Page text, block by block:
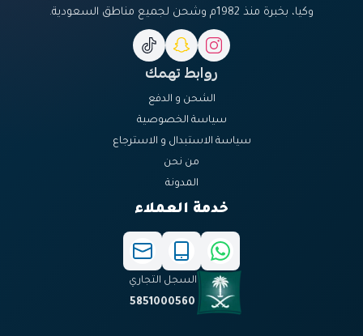
وكيا، بخبرة منذ 1982م وشحن لجميع مناطق السعودية.
روابط تهمك
الشحن و الدفع
سياسة الخصوصية
سياسة الاستبدال و الاسترجاع
من نحن
المدونة
خدمة العملاء
السجل التجاري
5851000560